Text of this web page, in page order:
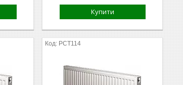
Купити
РСТ114